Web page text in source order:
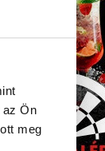
az Ön
meg